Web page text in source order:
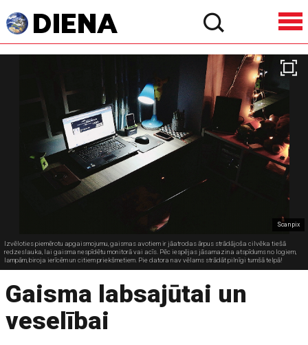
Scanpix
Izvēloties piemērotu apgaismojumu, gaismas avotiem ir jāatrodas ārpus strādājoša cilvēka tiešā
redzeslauka, lai gaisma nespīdētu monitorā vai acīs. Pēc iespējas jāsamazina atspīdums no logiem,
lampām, biroja ierīcēm un citiem priekšmetiem. Pie datora nav vēlams strādāt pilnīgi tumšā telpā!
Gaisma labsajūtai un
veselībai